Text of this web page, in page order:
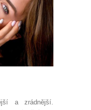
a zrádnější.